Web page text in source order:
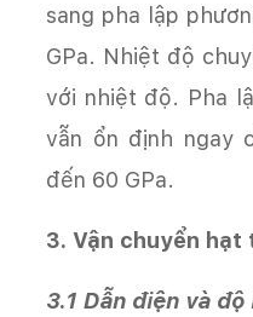
sang pha lập
GPa. Nhiệt độ
với nhiệt độ. Pha
vẫn ổn định ngay
đến 60 GPa.
3. Vận chuyển
3.1 Dẫn điện và